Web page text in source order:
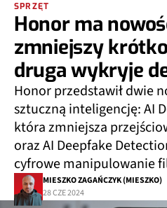
SPRZĘT
Honor ma
zmniejszy
druga wykryje
Honor przedstawił dwie
sztuczną inteligencję: AI
która zmniejsza
oraz AI Deepfake
cyfrowe manipulowanie
MIESZKO ZAGAŃCZYK (MIESZKO)
28 CZE 2024